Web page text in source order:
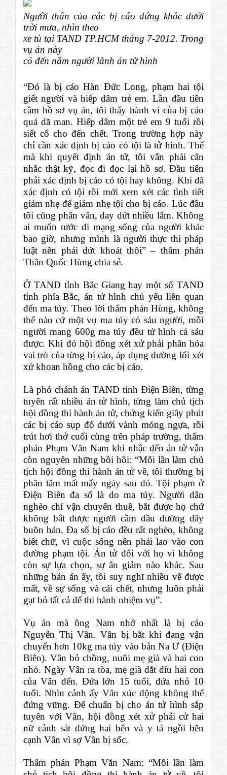
Người thân của các bị cáo đứng khóc dưới
trời mưa, nhìn theo
xe tù tại TAND TP.HCM tháng 7-2012. Trong
vụ án này
có đến năm người lãnh án tử hình
“Đó là bị cáo Hàn Đức Long, phạm hai tội
giết người và hiếp dâm trẻ em. Lần đầu tiên
cầm hồ sơ vụ án, tôi thấy hành vi của bị cáo
quá dã man. Hiếp dâm một trẻ em 9 tuổi rồi
siết cổ cho đến chết. Trong trường hợp này
chỉ cần xác định bị cáo có tội là tử hình. Thế
mà khi quyết định án tử, tôi vẫn phải cân
nhắc thật kỹ, đọc đi đọc lại hồ sơ. Đầu tiên
phải xác định bị cáo có tội hay không. Khi đã
xác định có tội rồi mới xem xét các tình tiết
giảm nhẹ để giảm nhẹ tội cho bị cáo. Lúc đầu
tôi cũng phân vân, day dứt nhiều lắm. Không
ai muốn tước đi mạng sống của người khác
bao giờ, nhưng mình là người thực thi pháp
luật nên phải dứt khoát thôi” – thẩm phán
Thân Quốc Hùng chia sẻ.
Ở TAND tỉnh Bắc Giang hay một số TAND
tỉnh phía Bắc, án tử hình chủ yếu liên quan
đến ma túy. Theo lời thẩm phán Hùng, không
thể nào cứ một vụ ma túy có sáu người, mỗi
người mang 600g ma túy đều tử hình cả sáu
được. Khi đó hội đồng xét xử phải phân hóa
vai trò của từng bị cáo, áp dụng đường lối xét
xử khoan hồng cho các bị cáo.
Là phó chánh án TAND tỉnh Điện Biên, từng
tuyên rất nhiều án tử hình, từng làm chủ tịch
hội đồng thi hành án tử, chứng kiến giây phút
các bị cáo sụp đổ dưới vành móng ngựa, rồi
trút hơi thở cuối cùng trên pháp trường, thẩm
phán Phạm Văn Nam khi nhắc đến án tử vẫn
còn nguyên những bồi hồi: “Mỗi lần làm chủ
tịch hội đồng thi hành án tử về, tôi thường bị
phân tâm mất mấy ngày sau đó. Tội phạm ở
Điện Biên đa số là do ma túy. Người dân
nghèo chỉ vận chuyển thuê, bắt được họ chứ
không bắt được người cầm đầu đường dây
buôn bán. Đa số bị cáo đều rất nghèo, không
biết chữ, vì cuộc sống nên phải lao vào con
đường phạm tội. Án tử đối với họ vì không
còn sự lựa chọn, sự ân giảm nào khác. Sau
những bản án ấy, tôi suy nghĩ nhiều về được
mất, về sự sống và cái chết, nhưng luôn phải
gạt bỏ tất cả để thi hành nhiệm vụ”.
Vụ án mà ông Nam nhớ nhất là bị cáo
Nguyễn Thị Vân. Vân bị bắt khi đang vận
chuyển hơn 10kg ma túy vào bản Na Ư (Điện
Biên). Vân bỏ chồng, nuôi mẹ già và hai con
nhỏ. Ngày Vân ra tòa, mẹ già dắt díu hai con
của Vân đến. Đứa lớn 15 tuổi, đứa nhỏ 10
tuổi. Nhìn cảnh ấy Vân xúc động không thể
đứng vững. Để chuẩn bị cho án tử hình sắp
tuyên với Vân, hội đồng xét xử phải cử hai
nữ cảnh sát đứng hai bên và y tá ngồi bên
cạnh Vân vì sợ Vân bị sốc.
Thẩm phán Phạm Văn Nam: “Mỗi lần làm